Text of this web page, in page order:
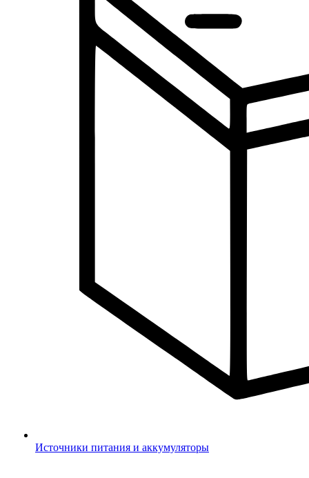
Источники питания и аккумуляторы